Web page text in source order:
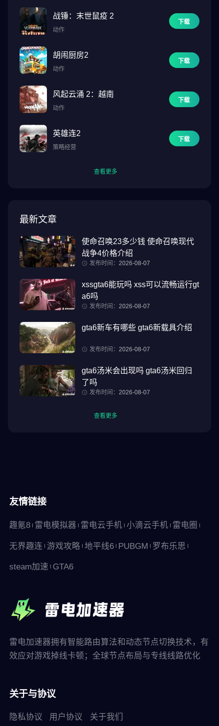
战锤：末世鼠疫 2
动作
下载
胡闹厨房2
动作
下载
风起云涌 2：越南
动作
下载
英雄连2
策略经营
下载
查看更多
最新文章
使命召唤23多少钱 使命召唤现代
战争4价格介绍
发布时间： 2026-08-07
xssgta6能玩吗 xss可以流畅运行gt
a6吗
发布时间： 2026-08-07
gta6新车有哪些 gta6新载具介绍
发布时间： 2026-08-07
gta6汤米会出现吗 gta6汤米回归
了吗
发布时间： 2026-08-07
查看更多
友情链接
趣氪8 雷电模拟器 雷电云手机 小滴云手机 雷电圈
无界趣连 游戏攻略 地平线6 PUBGM 罗布乐思
steam加速 GTA6
雷电加速器拥有智能路由算法和动态节点切换技术，有
效应对游戏掉线卡顿；全球节点布局与专线线路优化
关于与协议
隐私协议 用户协议 关于我们